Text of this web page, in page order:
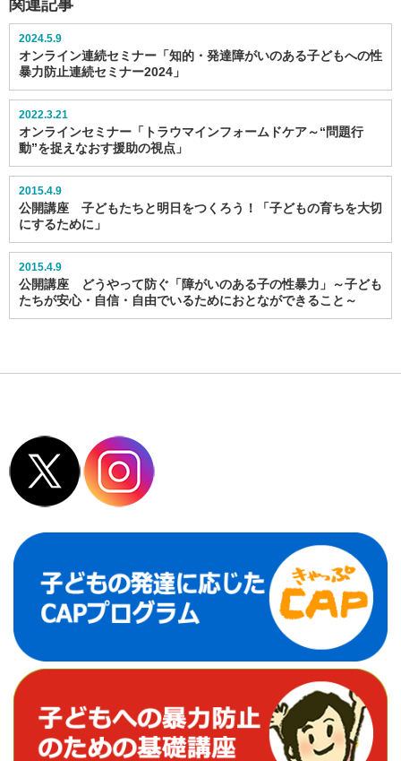
関連記事
2024.5.9
オンライン連続セミナー「知的・発達障がいのある子どもへの性
暴力防止連続セミナー2024」
2022.3.21
オンラインセミナー「トラウマインフォームドケア～“問題行
動”を捉えなおす援助の視点」
2015.4.9
公開講座 子どもたちと明日をつくろう！「子どもの育ちを大切
にするために」
2015.4.9
公開講座 どうやって防ぐ「障がいのある子の性暴力」～子ども
たちが安心・自信・自由でいるためにおとなができること～